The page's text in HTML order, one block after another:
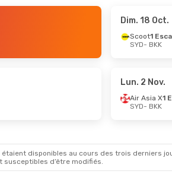
Dim. 18 Oct.
Scoot1
SYD- BKK
Lun. 2 Nov.
Air Asia X1
SYD- BKK
disponibles au cours des trois derniers
susceptibles d’être modifiés.